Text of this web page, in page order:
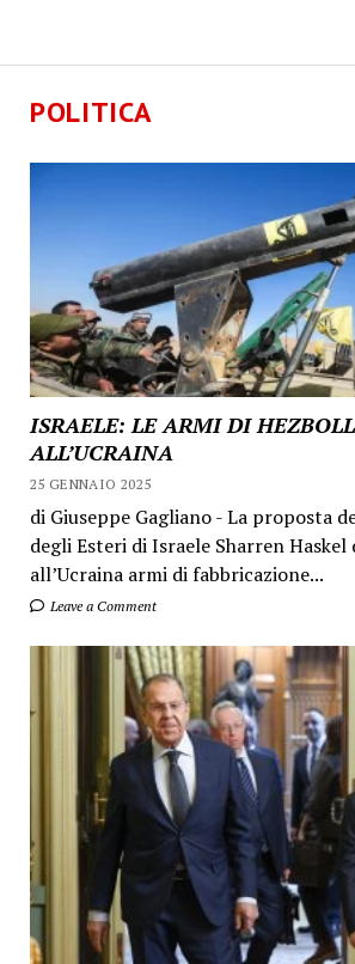
POLITICA
ISRAELE: LE ARMI DI
ALL’UCRAINA
25 GENNAIO 2025
di Giuseppe Gagliano - La proposta
degli Esteri di Israele Sharren
all’Ucraina armi di fabbricazione...
Leave a Comment